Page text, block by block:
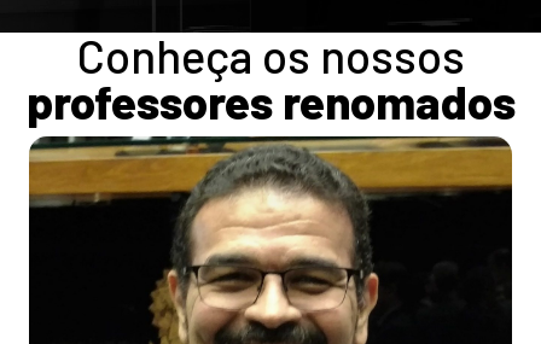
Conheça os nossos
professores renomados